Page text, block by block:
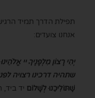
תפילת הדרך תמיד
אנחנו צועדים:
יְהִי רָצוֹן מִלְפָנֶיךָ יי
שתהיה דרכינו רצויה
שֶׁתּוֹלִיכֵנוּ לְשָׁלוֹם יד